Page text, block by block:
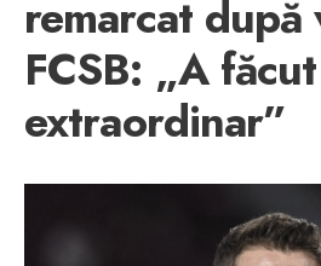
remarcat
FCSB: „A
extraordinar”